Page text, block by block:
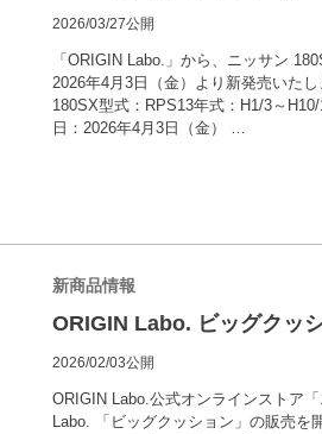
2026/03/27公開
「ORIGIN Labo.」から、ニッサン
2026年4月3日（金）より新発売いた
180SX型式：RPS13年式：H1/3～
日：2026年4月3日（金） …
新商品情報
ORIGIN Labo. ビッグクッ
2026/02/03公開
ORIGIN Labo.公式オンラインストア
Labo. 「ビッグクッション」の販売を